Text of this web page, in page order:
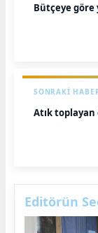
Bütçeye göre
SONRAKI
Atık
Editörün